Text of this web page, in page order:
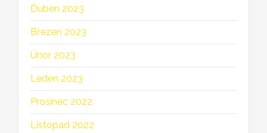
Duben 2023
Březen 2023
Únor 2023
Leden 2023
Prosinec 2022
Listopad 2022